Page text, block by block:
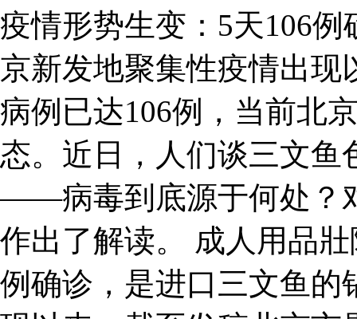
疫情形势生变：5天106
京新发地聚集性疫情出现
病例已达106例，当前北
态。近日，人们谈三文
——病毒到底源于何处？
作出了解读。 成人用品
例确诊，是进口三文鱼的